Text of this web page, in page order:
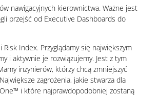
nawigacyjnych kierownictwa. Ważne jest
przejść od Executive Dashboards do
Risk Index. Przyglądamy się największym
i aktywnie je rozwiązujemy. Jest z tym
inżynierów, którzy chcą zmniejszyć
zagrożenia, jakie stwarza dla
i które najprawdopodobniej zostaną